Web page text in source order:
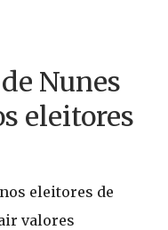
Nunes
eleitores
eleitores de
valores